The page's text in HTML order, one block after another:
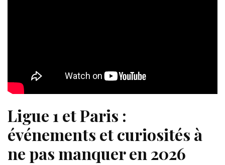
Ligue 1 et Paris :
événements et curiosités à
ne pas manquer en 2026